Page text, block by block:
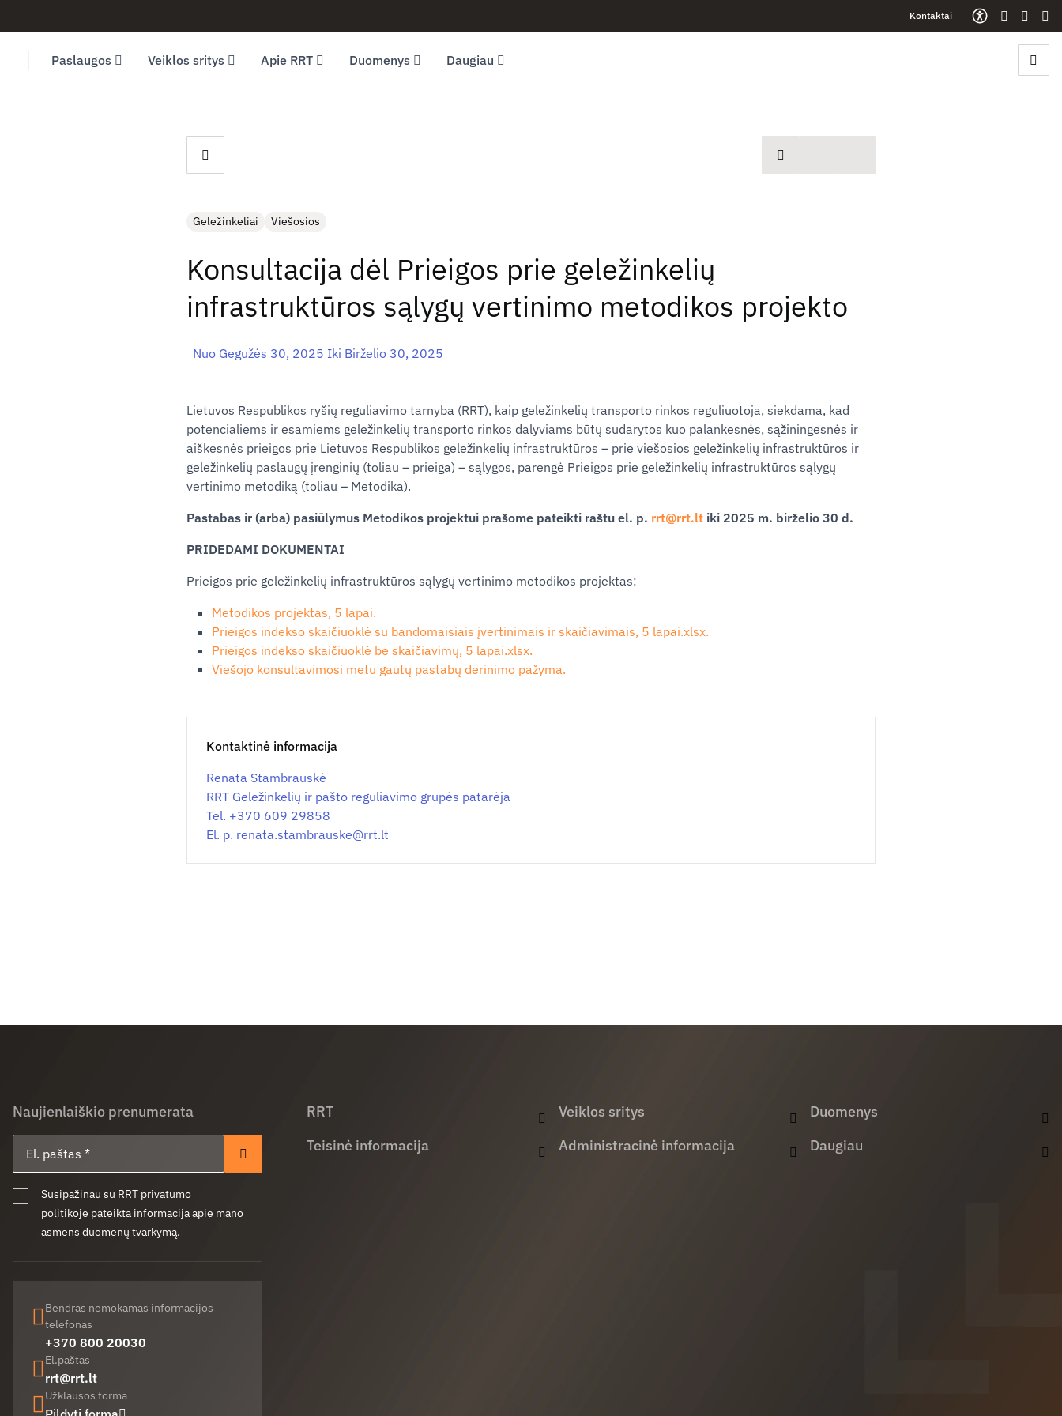
Kontaktai
Gestų
Paslaugos Veiklos sritys Apie RRT Duomenys Daugiau
spausdinti
Geležinkeliai Viešosios
Konsultacija dėl Prieigos prie geležinkelių
infrastruktūros sąlygų vertinimo metodikos projekto
Nuo Gegužės 30, 2025 Iki Birželio 30, 2025
Lietuvos Respublikos ryšių reguliavimo tarnyba (RRT), kaip geležinkelių transporto rinkos reguliuotoja, siekdama, kad
potencialiems ir esamiems geležinkelių transporto rinkos dalyviams būtų sudarytos kuo palankesnės, sąžiningesnės ir
aiškesnės prieigos prie Lietuvos Respublikos geležinkelių infrastruktūros – prie viešosios geležinkelių infrastruktūros ir
geležinkelių paslaugų įrenginių (toliau – prieiga) – sąlygos, parengė Prieigos prie geležinkelių infrastruktūros sąlygų
vertinimo metodiką (toliau – Metodika).
Pastabas ir (arba) pasiūlymus Metodikos projektui prašome pateikti raštu el. p. rrt@rrt.lt iki 2025 m. birželio 30 d.
PRIDEDAMI DOKUMENTAI
Prieigos prie geležinkelių infrastruktūros sąlygų vertinimo metodikos projektas:
Metodikos projektas, 5 lapai.
Prieigos indekso skaičiuoklė su bandomaisiais įvertinimais ir skaičiavimais, 5 lapai.xlsx.
Prieigos indekso skaičiuoklė be skaičiavimų, 5 lapai.xlsx.
Viešojo konsultavimosi metu gautų pastabų derinimo pažyma.
Kontaktinė informacija
Renata Stambrauskė
RRT Geležinkelių ir pašto reguliavimo grupės patarėja
Tel. +370 609 29858
El. p. renata.stambrauske@rrt.lt
Naujienlaiškio prenumerata
Prenumeruoti
Susipažinau su RRT privatumo
politikoje pateikta informacija apie mano
asmens duomenų tvarkymą.
Bendras nemokamas informacijos
telefonas
+370 800 20030
El.paštas
rrt@rrt.lt
Užklausos forma
RRT
Teisinė informacija
Veiklos sritys
Administracinė informacija
Duomenys
Daugiau